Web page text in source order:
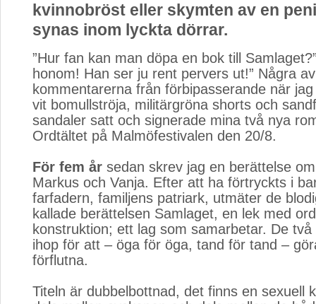
kvinnobröst eller skymten av en
synas inom lyckta dörrar.
”Hur fan kan man döpa en bok till
honom! Han ser ju rent pervers ut!” Några
kommentarerna från förbipasserande när
vit bomullströja, militärgröna shorts och
sandaler satt och signerade mina två nya
Ordtältet på Malmöfestivalen den 20/8.
För fem år sedan skrev jag en berättelse
Markus och Vanja. Efter att ha förtryckts i
farfadern, familjens patriark, utmäter de
kallade berättelsen Samlaget, en lek med
konstruktion; ett lag som samarbetar. De
ihop för att – öga för öga, tand för tand –
förflutna.
Titeln är dubbelbottnad, det finns en sexuell